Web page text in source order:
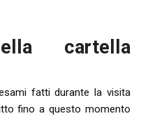
cartella
fatti durante la visita
fino a questo momento